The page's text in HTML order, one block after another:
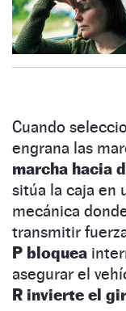
Cuando
engrana las
marcha hacia
sitúa la caja en
mecánica
transmitir
P bloquea
asegurar el
R invierte el